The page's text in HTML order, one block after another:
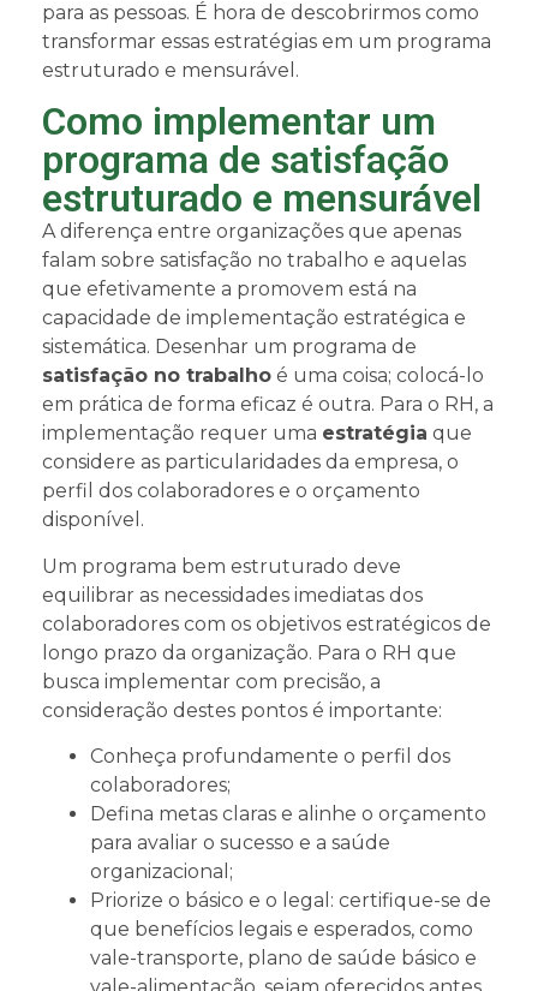
para as pessoas. É hora de descobrirmos como
transformar essas estratégias em um programa
estruturado e mensurável.
Como implementar um
programa de satisfação
estruturado e mensurável
A diferença entre organizações que apenas
falam sobre satisfação no trabalho e aquelas
que efetivamente a promovem está na
capacidade de implementação estratégica e
sistemática. Desenhar um programa de
satisfação no trabalho é uma coisa; colocá-lo
em prática de forma eficaz é outra. Para o RH, a
implementação requer uma estratégia que
considere as particularidades da empresa, o
perfil dos colaboradores e o orçamento
disponível.
Um programa bem estruturado deve
equilibrar as necessidades imediatas dos
colaboradores com os objetivos estratégicos de
longo prazo da organização. Para o RH que
busca implementar com precisão, a
consideração destes pontos é importante:
Conheça profundamente o perfil dos
colaboradores;
Defina metas claras e alinhe o orçamento
para avaliar o sucesso e a saúde
organizacional;
Priorize o básico e o legal: certifique-se de
que benefícios legais e esperados, como
vale-transporte, plano de saúde básico e